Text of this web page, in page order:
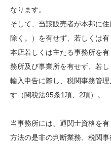
なります。
そして、当該販売者が本邦に
除く。）を有せず、若しくは
本店若しくは主たる事務所を
務所及び事業所を有せず、若
輸入申告に際し、税関事務管
す（関税法95条1項、 2項）。
当事務所には、通関士資格を
方法の是非の判断業務、税関